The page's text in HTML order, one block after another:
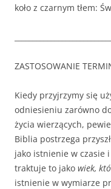
koło z czarnym tłem:
ZASTOSOWANIE
Kiedy przyjrzymy się
odniesieniu zarówno
życia wierzących,
Biblia postrzega
jako istnienie w czasie
traktuje to jako wiek,
istnienie w wymiarze